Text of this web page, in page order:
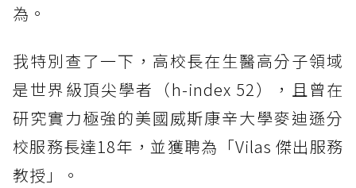
為。
我特別查了一下，高校長在生醫高分子領域
是世界級頂尖學者（h-index 52），且曾在
研究實力極強的美國威斯康辛大學麥迪遜分
校服務長達18年，並獲聘為「Vilas 傑出服務
教授」。